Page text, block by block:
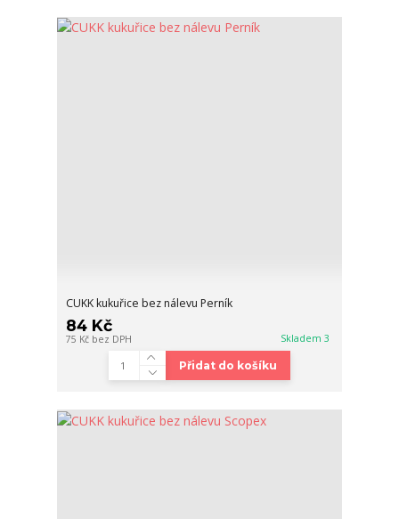
CUKK kukuřice bez nálevu Perník
84 Kč
75 Kč bez DPH Skladem 3
Přidat do košíku